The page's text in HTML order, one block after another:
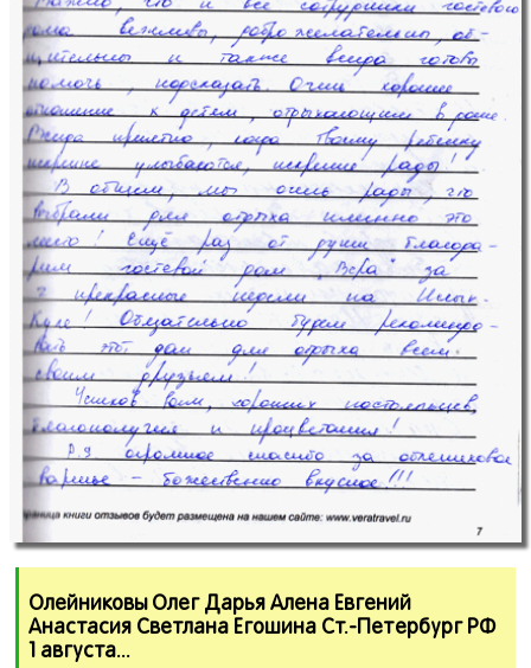
Олейниковы Олег Дарья Алена Евгений
Анастасия Светлана Егошина Ст.-Петербург РФ
1 августа...